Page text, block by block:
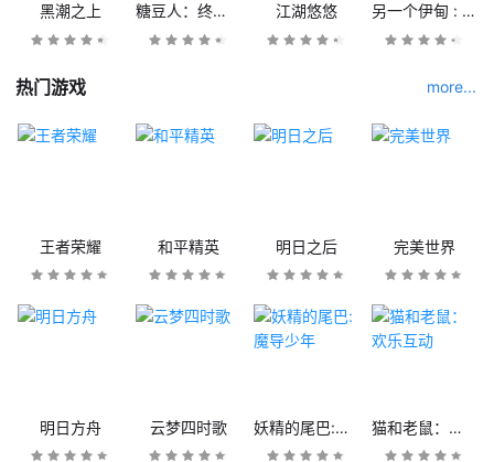
黑潮之上 糖豆人：终极淘汰赛 江湖悠悠 另一个伊甸 : 超越时空的猫
热门游戏 more...
王者荣耀 和平精英 明日之后 完美世界
明日方舟 云梦四时歌 妖精的尾巴:魔导少年 猫和老鼠：欢乐互动